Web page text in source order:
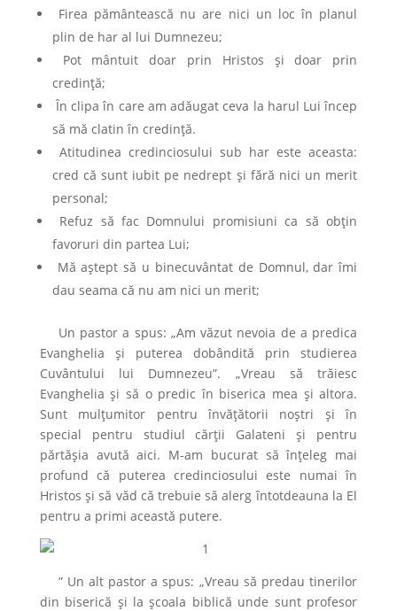
Firea pământească nu are nici un loc în planul
plin de har al lui Dumnezeu;
Pot mântuit doar prin Hristos și doar prin
credință;
În clipa în care am adăugat ceva la harul Lui încep
să mă clatin în credință.
Atitudinea credinciosului sub har este aceasta:
cred că sunt iubit pe nedrept și fără nici un merit
personal;
Refuz să fac Domnului promisiuni ca să obțin
favoruri din partea Lui;
Mă aștept să u binecuvântat de Domnul, dar îmi
dau seama că nu am nici un merit;
Un pastor a spus: „Am văzut nevoia de a predica
Evanghelia și puterea dobândită prin studierea
Cuvântului lui Dumnezeu”. „Vreau să trăiesc
Evanghelia și să o predic în biserica mea și altora.
Sunt mulțumitor pentru învățătorii noștri și în
special pentru studiul cărții Galateni și pentru
părtășia avută aici. M-am bucurat să înțeleg mai
profund că puterea credinciosului este numai în
Hristos și să văd că trebuie să alerg întotdeauna la El
pentru a primi această putere.
” Un alt pastor a spus: „Vreau să predau tinerilor
din biserică și la școala biblică unde sunt profesor